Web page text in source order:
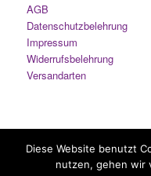
AGB
Datenschutzbelehrung
Impressum
Widerrufsbelehrung
Versandarten
Diese Website benutzt
nutzen, gehen wir